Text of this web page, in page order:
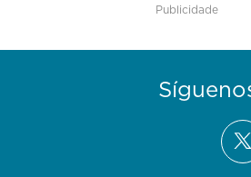
Publicidade